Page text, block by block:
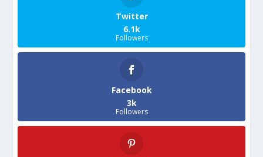
Twitter
6.1k
Followers
Facebook
3k
Followers